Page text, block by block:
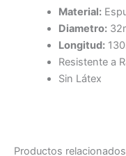
Material:
Diametro:
Longitud:
Resistente a
Sin Látex
Productos relacionados